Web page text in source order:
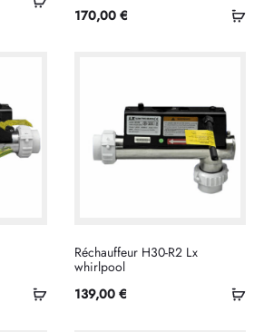
170,00 €
Ajouter
Réchauffeur H30-R2 Lx
whirlpool
139,00 €